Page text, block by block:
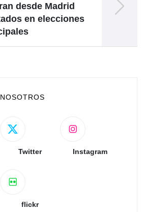
desde Madrid
en elecciones
Twitter Instagram
flickr